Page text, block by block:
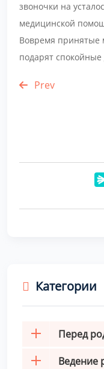
звоночки на
медицинской
Вовремя принятые
подарят
Prev
Категории
Перед
Ведение